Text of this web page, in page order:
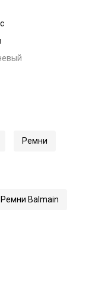
Ремни
Ремни Balmain